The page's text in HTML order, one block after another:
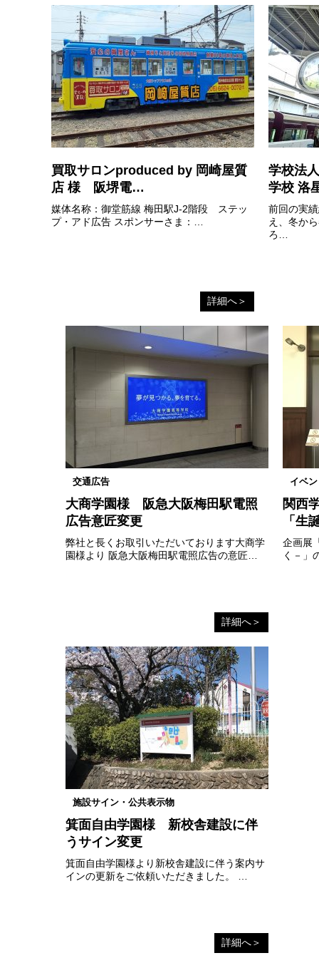
買取サロンproduced by 岡崎屋質
店 様 阪堺電…
媒体名称：御堂筋線 梅田駅J-2階段 ステッ
プ・アド広告 スポンサーさま：…
詳細へ＞
学校法
学校 洛
前回の実
え、冬か
ろ…
交通広告
大商学園様 阪急大阪梅田駅電照
広告意匠変更
弊社と長くお取引いただいております大商学
園様より 阪急大阪梅田駅電照広告の意匠…
詳細へ＞
イベ
関西
「生
企画展
く－」
施設サイン・公共表示物
箕面自由学園様 新校舎建設に伴
うサイン変更
箕面自由学園様より新校舎建設に伴う案内サ
インの更新をご依頼いただきました。 …
詳細へ＞